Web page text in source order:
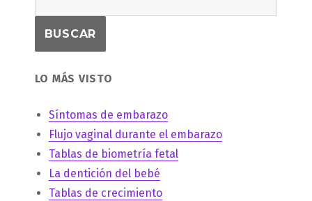
LO MÁS VISTO
Síntomas de embarazo
Flujo vaginal durante el embarazo
Tablas de biometría fetal
La dentición del bebé
Tablas de crecimiento